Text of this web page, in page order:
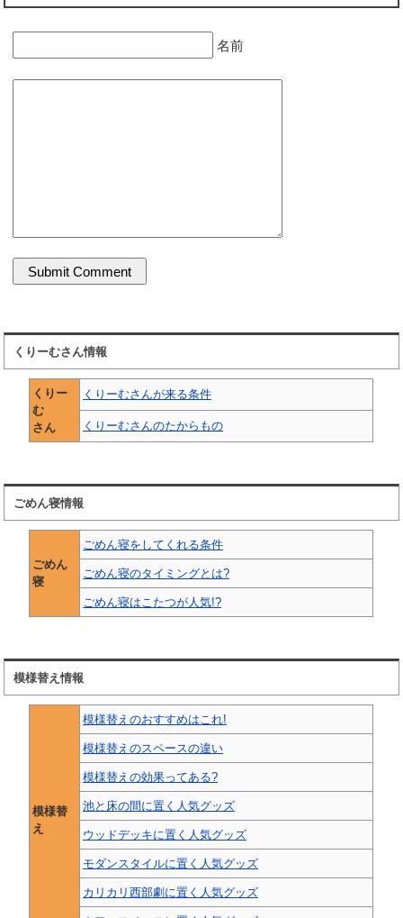
名前
くりーむさん情報
くりー
む
さん
くりーむさんが来る条件
くりーむさんのたからもの
ごめん寝情報
ごめん
寝
ごめん寝をしてくれる条件
ごめん寝のタイミングとは?
ごめん寝はこたつが人気!?
模様替え情報
模様替
え
模様替えのおすすめはこれ!
模様替えのスペースの違い
模様替えの効果ってある?
池と床の間に置く人気グッズ
ウッドデッキに置く人気グッズ
モダンスタイルに置く人気グッズ
カリカリ西部劇に置く人気グッズ